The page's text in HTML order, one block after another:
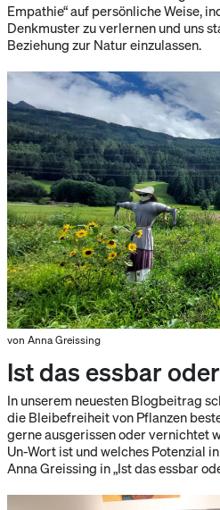
Empathie“ auf persönliche Weise,
Denkmuster zu verlernen und uns
Beziehung zur Natur einzulassen.
von Anna Greissing
Ist das essbar
In unserem neuesten Blogbeitrag
die Bleibefreiheit von Pflanzen
gerne ausgerissen oder vernichtet
Un-Wort ist und welches Potenzial
Anna Greissing in „Ist das essbar